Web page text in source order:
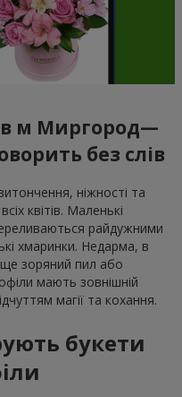
в м Миргород—
без слів
ніжності та
квітів. Маленькі
райдужними
хмаринки. Недарма, в
ще зоряний пил або
мають зовнішній
магії та кохання.
букети